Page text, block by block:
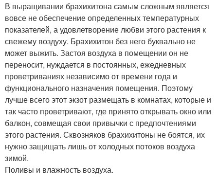
В выращивании брахихитона самым сложным является
вовсе не обеспечение определенных температурных
показателей, а удовлетворение любви этого растения к
свежему воздуху. Брахихитон без него буквально не
может выжить. Застоя воздуха в помещении он не
переносит, нуждается в постоянных, ежедневных
проветриваниях независимо от времени года и
функционального назначения помещения. Поэтому
лучше всего этот экзот размещать в комнатах, которые и
так часто проветривают, где принято открывать окно или
балкон, совмещая свои привычки с предпочтениями
этого растения. Сквозняков брахихитоны не боятся, их
нужно защищать лишь от холодных потоков воздуха
зимой.
Поливы и влажность воздуха.